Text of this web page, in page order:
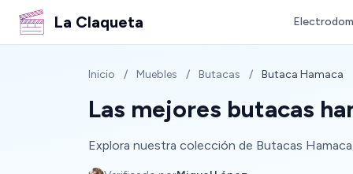
La Claqueta
Inicio / Muebles / Butacas / Butaca Hamaca
Las mejores butacas
Explora nuestra colección de Butacas